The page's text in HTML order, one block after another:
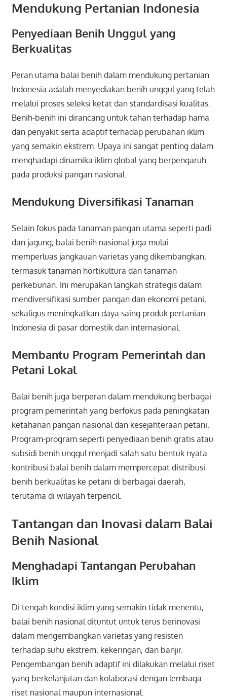
Mendukung Pertanian Indonesia
Penyediaan Benih Unggul yang
Berkualitas
Peran utama balai benih dalam mendukung pertanian
Indonesia adalah menyediakan benih unggul yang telah
melalui proses seleksi ketat dan standardisasi kualitas.
Benih-benih ini dirancang untuk tahan terhadap hama
dan penyakit serta adaptif terhadap perubahan iklim
yang semakin ekstrem. Upaya ini sangat penting dalam
menghadapi dinamika iklim global yang berpengaruh
pada produksi pangan nasional.
Mendukung Diversifikasi Tanaman
Selain fokus pada tanaman pangan utama seperti padi
dan jagung, balai benih nasional juga mulai
memperluas jangkauan varietas yang dikembangkan,
termasuk tanaman hortikultura dan tanaman
perkebunan. Ini merupakan langkah strategis dalam
mendiversifikasi sumber pangan dan ekonomi petani,
sekaligus meningkatkan daya saing produk pertanian
Indonesia di pasar domestik dan internasional.
Membantu Program Pemerintah dan
Petani Lokal
Balai benih juga berperan dalam mendukung berbagai
program pemerintah yang berfokus pada peningkatan
ketahanan pangan nasional dan kesejahteraan petani.
Program-program seperti penyediaan benih gratis atau
subsidi benih unggul menjadi salah satu bentuk nyata
kontribusi balai benih dalam mempercepat distribusi
benih berkualitas ke petani di berbagai daerah,
terutama di wilayah terpencil.
Tantangan dan Inovasi dalam Balai
Benih Nasional
Menghadapi Tantangan Perubahan
Iklim
Di tengah kondisi iklim yang semakin tidak menentu,
balai benih nasional dituntut untuk terus berinovasi
dalam mengembangkan varietas yang resisten
terhadap suhu ekstrem, kekeringan, dan banjir.
Pengembangan benih adaptif ini dilakukan melalui riset
yang berkelanjutan dan kolaborasi dengan lembaga
riset nasional maupun internasional.